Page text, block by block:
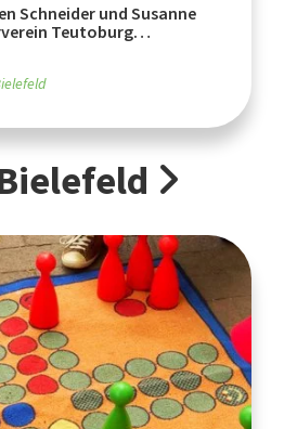
Schneider und Susanne
Teutoburg